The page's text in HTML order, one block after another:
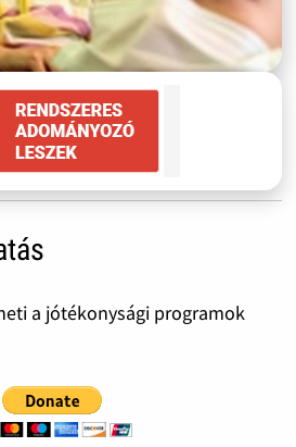
a jótékonysági programok